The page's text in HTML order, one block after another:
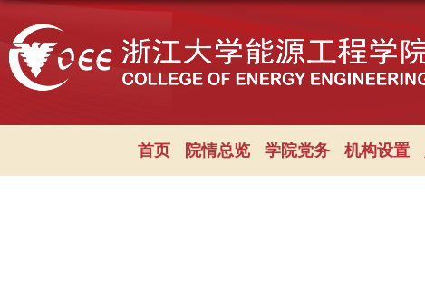
首页 院情总览 学院党务 机构设置